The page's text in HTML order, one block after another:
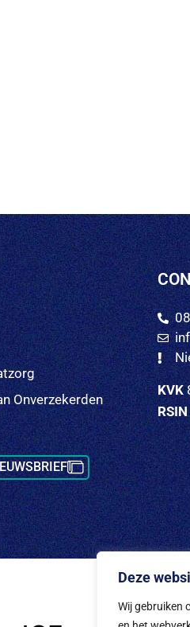
Deze
Wij gebruiken
Onverzekerden
KVK
RSIN